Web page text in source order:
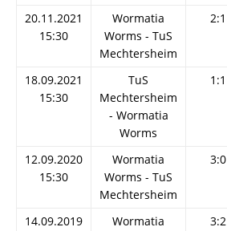
20.11.2021
15:30
Wormatia
Worms - TuS
Mechtersheim
2:1
18.09.2021
15:30
TuS
Mechtersheim
- Wormatia
Worms
1:1
12.09.2020
15:30
Wormatia
Worms - TuS
Mechtersheim
3:0
14.09.2019
Wormatia
3:2